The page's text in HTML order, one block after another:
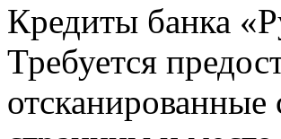
Кредиты банка
Требуется
отсканированные